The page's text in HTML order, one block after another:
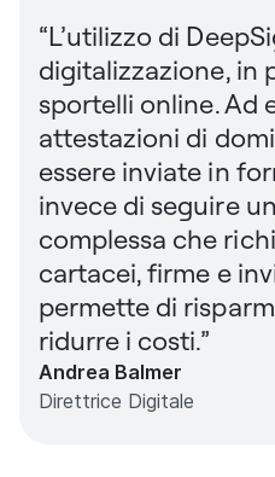
“L’utilizzo di
digitalizzazione, in
sportelli online. Ad
attestazioni di
essere inviate in
invece di seguire
complessa che
cartacei, firme e
permette di
ridurre i costi.”
Andrea Balmer
Direttrice Digitale